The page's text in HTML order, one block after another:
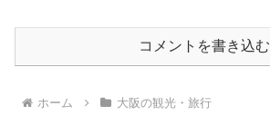
コメントを書き込む
ホーム 大阪の観光・旅行